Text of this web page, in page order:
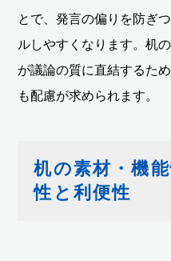
とで、発言の偏りを防ぎ
ルしやすくなります。机
が議論の質に直結するた
も配慮が求められます。
机の素材・機
性と利便性